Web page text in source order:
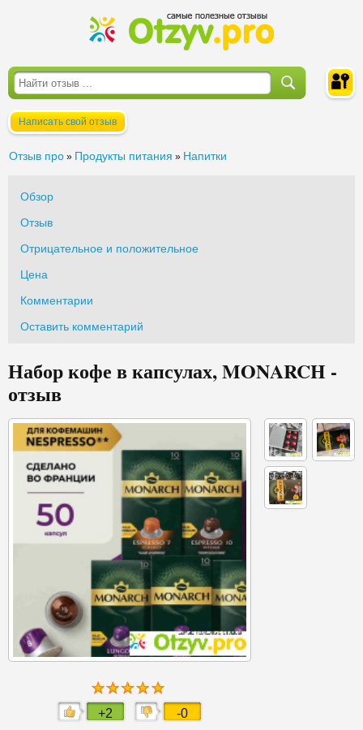
Написать свой отзыв
Отзыв про » Продукты питания » Напитки
Обзор
Отзыв
Отрицательное и положительное
Цена
Комментарии
Оставить комментарий
Набор кофе в капсулах, MONARCH -
отзыв
+2 -0